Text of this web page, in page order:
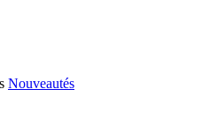
Nouveautés